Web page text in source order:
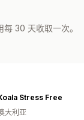
30 天收取一次。
Stress Free
大利亚